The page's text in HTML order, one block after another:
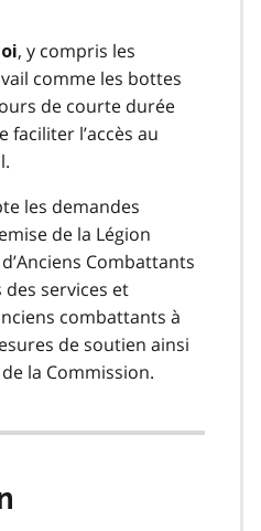
, y compris les
comme les bottes
de courte durée
l’accès au
les demandes
de la Légion
Combattants
des services et
combattants à
de soutien ainsi
la Commission.